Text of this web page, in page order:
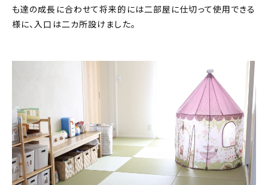
も達の成長に合わせて将来的には二部屋に仕切って使用できる
様に、入口は二カ所設けました。